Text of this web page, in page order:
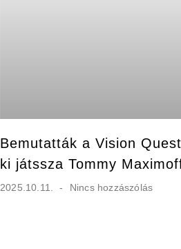
Bemutatták a Vision
ki játssza Tommy
2025.10.11. Nincs hozzászólás